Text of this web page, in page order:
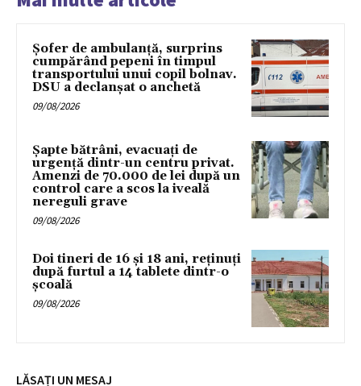
Șofer de ambulanță, surprins
cumpărând pepeni în timpul
transportului unui copil bolnav.
DSU a declanșat o anchetă
09/08/2026
Șapte bătrâni, evacuați de
urgență dintr-un centru privat.
Amenzi de 70.000 de lei după un
control care a scos la iveală
nereguli grave
09/08/2026
Doi tineri de 16 și 18 ani, reținuți
după furtul a 14 tablete dintr-o
școală
09/08/2026
LĂSAȚI UN MESAJ